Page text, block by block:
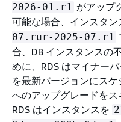
2026-01.r1 がアップ
可能な場合、インスタン
07.rur-2025-07.r1
合、DB インスタンスの
めに、RDS はマイナー
を最新バージョンにス
へのアップグレードをス
RDS はインスタンスを